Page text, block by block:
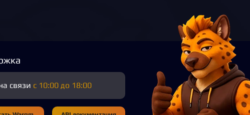
связи с 10:00 до 18:00